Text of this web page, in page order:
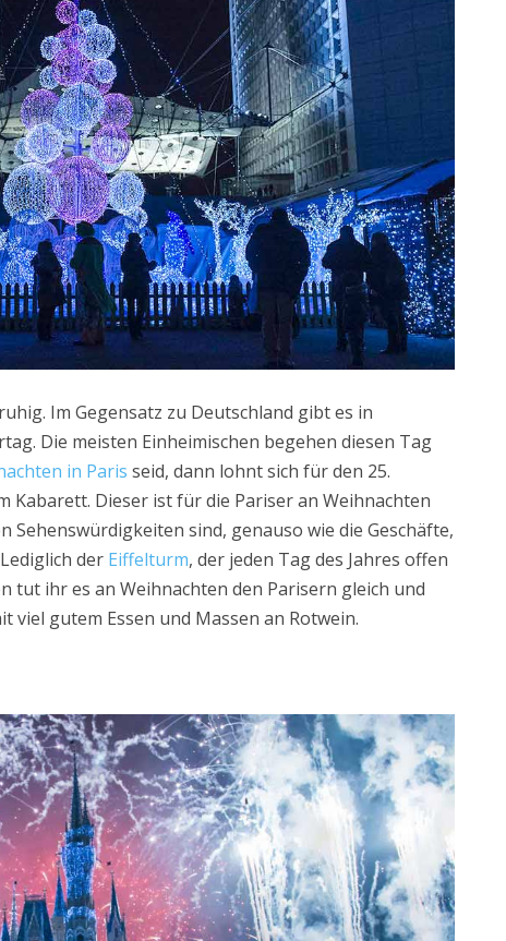
Im Gegensatz zu Deutschland gibt es in
Die meisten Einheimischen begehen diesen Tag
in Paris seid, dann lohnt sich für den 25.
Kabarett. Dieser ist für die Pariser an Weihnachten
sind, genauso wie die Geschäfte,
der Eiffelturm, der jeden Tag des Jahres offen
tut ihr es an Weihnachten den Parisern gleich und
viel gutem Essen und Massen an Rotwein.